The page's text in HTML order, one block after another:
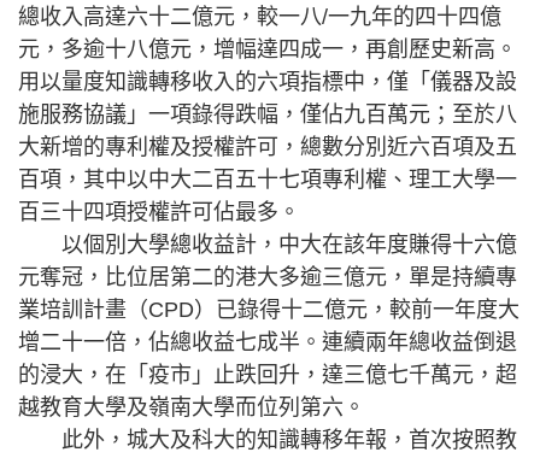
總收入高達六十二億元，較一八/一九年的四十四億
元，多逾十八億元，增幅達四成一，再創歷史新高。
用以量度知識轉移收入的六項指標中，僅「儀器及設
施服務協議」一項錄得跌幅，僅佔九百萬元；至於八
大新增的專利權及授權許可，總數分別近六百項及五
百項，其中以中大二百五十七項專利權、理工大學一
百三十四項授權許可佔最多。
以個別大學總收益計，中大在該年度賺得十六億
元奪冠，比位居第二的港大多逾三億元，單是持續專
業培訓計畫（CPD）已錄得十二億元，較前一年度大
增二十一倍，佔總收益七成半。連續兩年總收益倒退
的浸大，在「疫市」止跌回升，達三億七千萬元，超
越教育大學及嶺南大學而位列第六。
此外，城大及科大的知識轉移年報，首次按照教